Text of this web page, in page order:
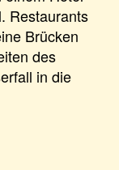
Restaurants
Brücken
des
in die